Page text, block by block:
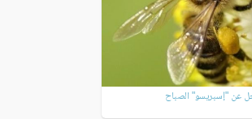
عن "إسبريسو" الصباح